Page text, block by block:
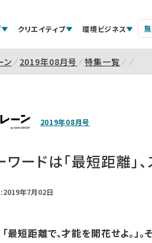
クリエイティブ 環境ビジネス
ン 2019年08月号 特集一覧
2019年08月号
ワードは「最短距離
年7月02日
「最短距離で、才能を開花せよ。